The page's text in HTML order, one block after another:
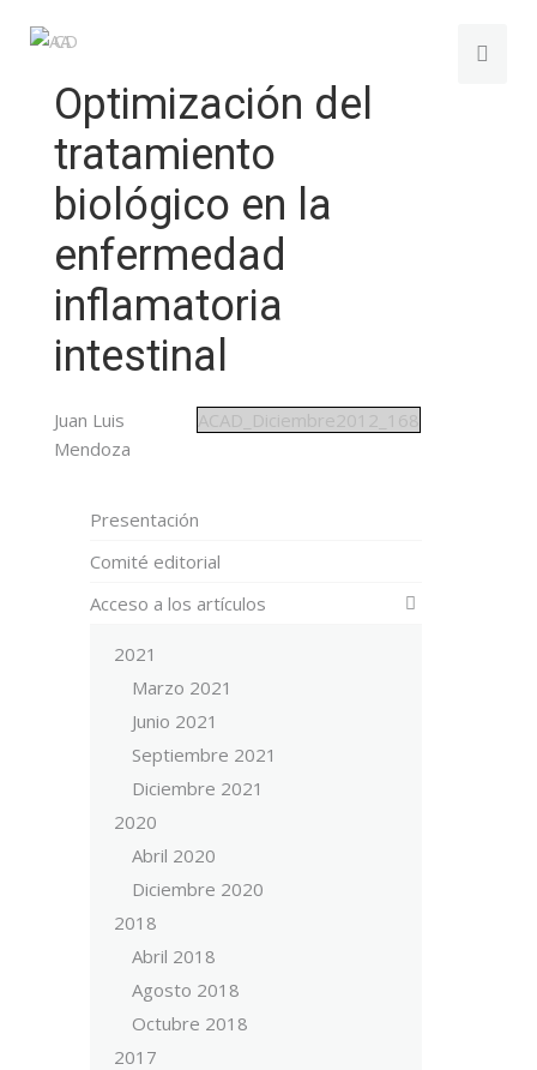
Optimización del
tratamiento
biológico en la
enfermedad
inflamatoria
intestinal
Juan Luis
Mendoza
ACAD_Diciembre2012_168
Presentación
Comité editorial
Acceso a los artículos
2021
Marzo 2021
Junio 2021
Septiembre 2021
Diciembre 2021
2020
Abril 2020
Diciembre 2020
2018
Abril 2018
Agosto 2018
Octubre 2018
2017